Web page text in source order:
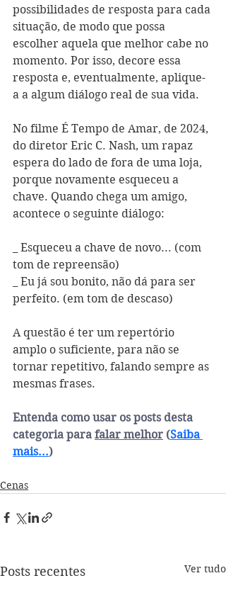
possibilidades de resposta para cada
situação, de modo que possa
escolher aquela que melhor cabe no
momento. Por isso, decore essa
resposta e, eventualmente, aplique-
a a algum diálogo real de sua vida.
No filme É Tempo de Amar, de 2024,
do diretor Eric C. Nash, um rapaz
espera do lado de fora de uma loja,
porque novamente esqueceu a
chave. Quando chega um amigo,
acontece o seguinte diálogo:
_ Esqueceu a chave de novo... (com
tom de repreensão)
_ Eu já sou bonito, não dá para ser
perfeito. (em tom de descaso)
A questão é ter um repertório
amplo o suficiente, para não se
tornar repetitivo, falando sempre as
mesmas frases.
Entenda como usar os posts desta
categoria para falar melhor (Saiba
mais...)
Cenas
Posts recentes Ver tudo